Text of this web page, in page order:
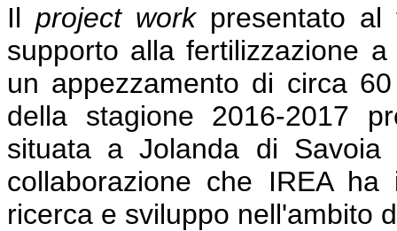
Il project workpresentato al
supporto alla fertilizzazione
un appezzamento di circa
della stagione 2016-2017
situata a Jolanda di
collaborazione che IREA
ricerca e sviluppo nell'ambito